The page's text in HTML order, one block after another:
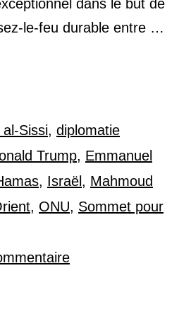
dans le but de
le-feu durable entre …
Sissi, diplomatie
Trump, Emmanuel
, Israël , Mahmoud
, ONU, Sommet pour